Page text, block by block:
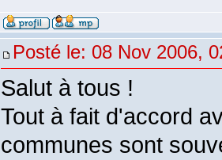
Posté le: 08 Nov 2006,
Salut à tous !
Tout à fait d'accord
communes sont